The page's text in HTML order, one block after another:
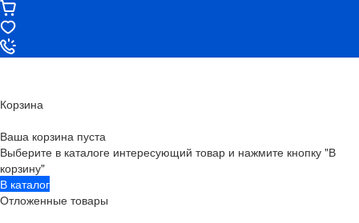
Корзина
Ваша корзина пуста
Выберите в каталоге интересующий товар и нажмите кнопку "В
корзину"
В каталог
Отложенные товары